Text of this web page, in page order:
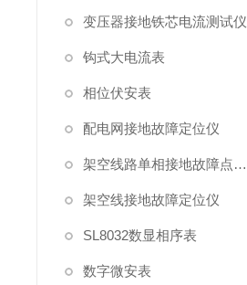
变压器接地铁芯电流测试仪
钩式大电流表
相位伏安表
配电网接地故障定位仪
架空线路单相接地故障点巡查装置
架空线接地故障定位仪
SL8032数显相序表
数字微安表